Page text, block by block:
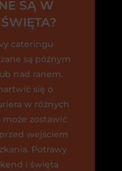
SĄ W
cateringu
są późnym
nad ranem.
się o
w różnych
zostawić
wejściem
Potrawy
i święta